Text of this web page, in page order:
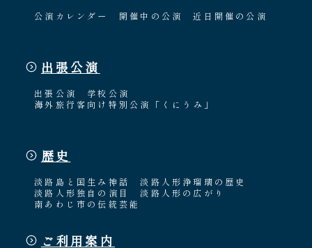
公演カレンダー 開催中の公演 近日開催の公演
出張公演
出張公演
学校公演
海外旅行客向け特別公演「くにうみ」
歴史
淡路島と国生み神話
淡路人形浄瑠璃の歴史
淡路人形独自の演目
淡路人形の広がり
南あわじ市の伝統芸能
ご利用案内